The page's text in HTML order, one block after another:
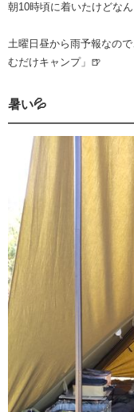
朝10時頃に着いたけどなん
土曜日昼から雨予報なの
むだけキャンプ」🍺
暑い💦